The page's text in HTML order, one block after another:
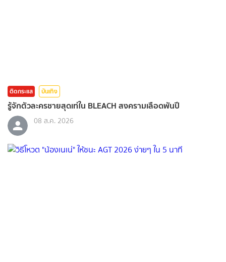
ติดกระแส บันเทิง
รู้จักตัวละครชายสุดเท่ใน BLEACH สงครามเลือดพันปี
08 ส.ค. 2026